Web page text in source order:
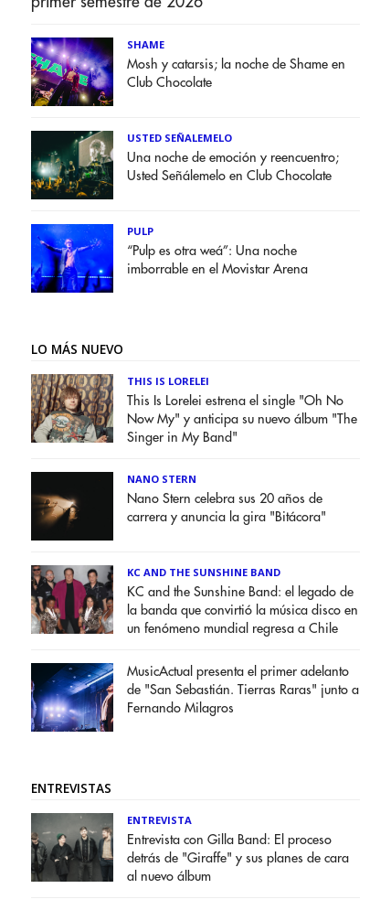
SHAME
Mosh y catarsis; la noche de Shame en
Club Chocolate
USTED SEÑALEMELO
Una noche de emoción y reencuentro;
Usted Señálemelo en Club Chocolate
PULP
“Pulp es otra weá”: Una noche
imborrable en el Movistar Arena
LO MÁS NUEVO
THIS IS LORELEI
This Is Lorelei estrena el single "Oh No
Now My" y anticipa su nuevo álbum "The
Singer in My Band"
NANO STERN
Nano Stern celebra sus 20 años de
carrera y anuncia la gira "Bitácora"
KC AND THE SUNSHINE BAND
KC and the Sunshine Band: el legado de
la banda que convirtió la música disco en
un fenómeno mundial regresa a Chile
MusicActual presenta el primer adelanto
de "San Sebastián. Tierras Raras" junto a
Fernando Milagros
ENTREVISTAS
ENTREVISTA
Entrevista con Gilla Band: El proceso
detrás de "Giraffe" y sus planes de cara
al nuevo álbum